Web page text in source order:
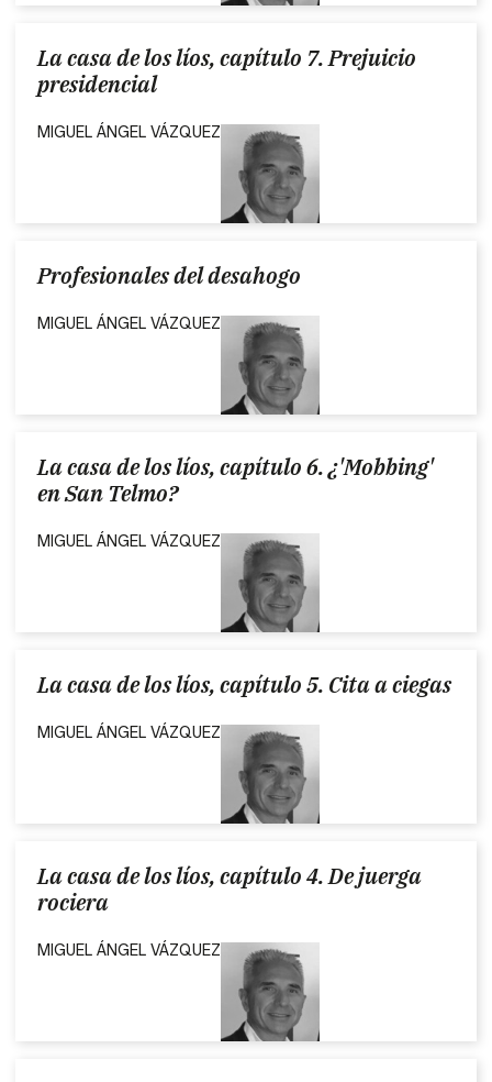
La casa de los líos, capítulo 7. Prejuicio
presidencial
MIGUEL ÁNGEL VÁZQUEZ
Profesionales del desahogo
MIGUEL ÁNGEL VÁZQUEZ
La casa de los líos, capítulo 6. ¿'Mobbing'
en San Telmo?
MIGUEL ÁNGEL VÁZQUEZ
La casa de los líos, capítulo 5. Cita a ciegas
MIGUEL ÁNGEL VÁZQUEZ
La casa de los líos, capítulo 4. De juerga
rociera
MIGUEL ÁNGEL VÁZQUEZ